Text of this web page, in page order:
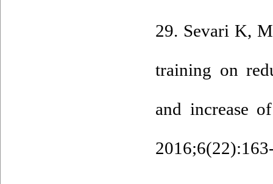
29. Sevari K,
training on
and increase